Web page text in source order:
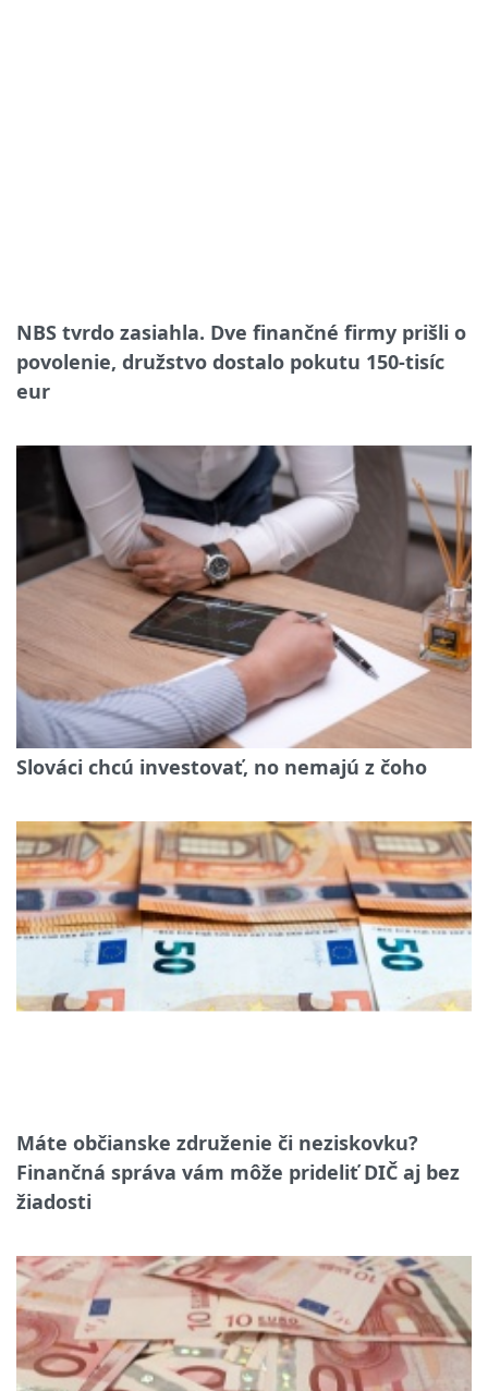
NBS tvrdo zasiahla. Dve finančné firmy prišli o
povolenie, družstvo dostalo pokutu 150-tisíc
eur
Slováci chcú investovať, no nemajú z čoho
Máte občianske združenie či neziskovku?
Finančná správa vám môže prideliť DIČ aj bez
žiadosti